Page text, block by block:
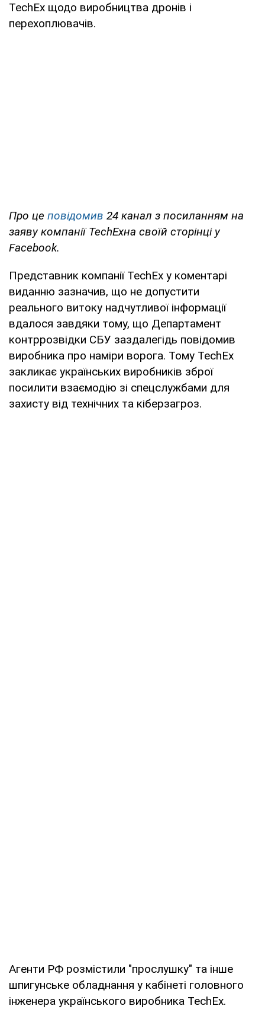
TechEx щодо виробництва дронів і
перехоплювачів.
Про це повідомив 24 канал з посиланням на
заяву компанії TechExна своїй сторінці у
Facebook.
Представник компанії TechEx у коментарі
виданню зазначив, що не допустити
реального витоку надчутливої інформації
вдалося завдяки тому, що Департамент
контррозвідки СБУ заздалегідь повідомив
виробника про наміри ворога. Тому TechEx
закликає українських виробників зброї
посилити взаємодію зі спецслужбами для
захисту від технічних та кіберзагроз.
Агенти РФ розмістили "прослушку" та інше
шпигунське обладнання у кабінеті головного
інженера українського виробника TechEx.